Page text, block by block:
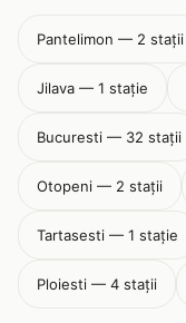
Pantelimon — 2 stații
Jilava — 1 stație
Bucuresti — 32 stații
Otopeni — 2 stații
Tartasesti — 1 stație
Ploiesti — 4 stații